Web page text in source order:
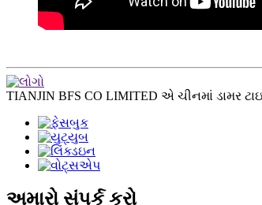
TIANJIN BFS CO LIMITED એ ચીનમાં ડામર
અમારો સંપર્ક કરો